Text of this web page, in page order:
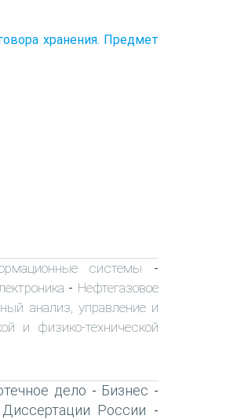
хранения. Предмет
системы -
- Нефтегазовое
анализ, управление и
и физико-технической
дело - Бизнес -
Диссертации России -